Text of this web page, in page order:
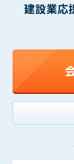
建設業応
に第三者に提
第7条（登録内容
恐れのあるもの
(1) 登録されてい
と管理者が、
(2) 建設資料館の
(3) 広告掲載料金
(4) その他、管理
管理者は、会員
廃止を含み)し、